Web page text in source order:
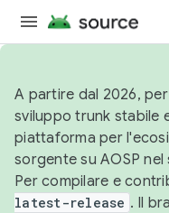
A partire dal 2026,
sviluppo trunk stabile
piattaforma per
sorgente su AOSP
Per compilare e
latest-release . Il